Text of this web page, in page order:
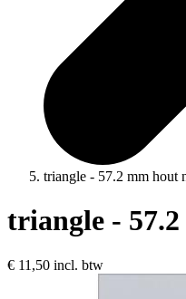
triangle - 57.2 mm hout
triangle -
€ 11,50 incl. btw